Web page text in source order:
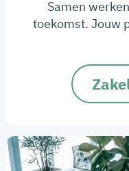
Samen
toekomst. Jouw